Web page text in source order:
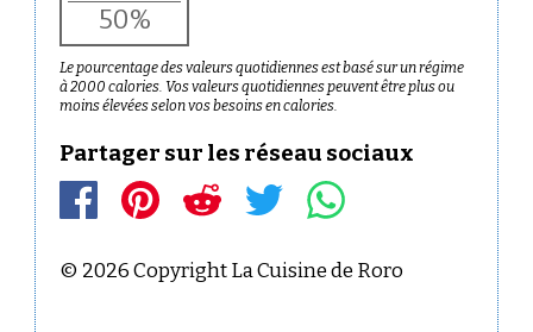
50%
Le pourcentage des valeurs quotidiennes est basé sur un régime
à 2000 calories. Vos valeurs quotidiennes peuvent être plus ou
moins élevées selon vos besoins en calories.
Partager sur les réseau sociaux
© 2026 Copyright La Cuisine de Roro